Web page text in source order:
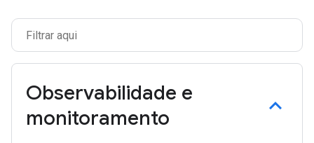
Observabilidade e
monitoramento